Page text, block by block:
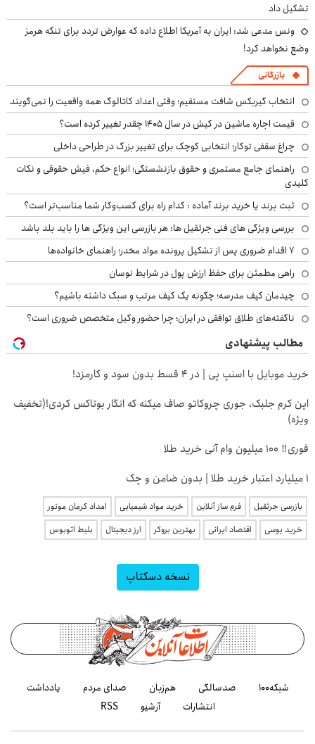
تشکیل داد
ونس مدعی شد: ایران به آمریکا اطلاع داده که عوارض تردد برای تنگه هرمز
وضع نخواهد کرد!
بازرگانی
انتخاب گیربکس شافت مستقیم؛ وقتی اعداد کاتالوگ همه واقعیت را نمی‌گویند
قیمت اجاره ماشین در کیش در سال ۱۴۰۵ چقدر تغییر کرده است؟
چراغ سقفی توکار؛ انتخابی کوچک برای تغییر بزرگ در طراحی داخلی
راهنمای جامع مستمری و حقوق بازنشستگی؛ انواع حکم، فیش حقوقی و نکات
کلیدی
ثبت برند یا خرید برند آماده : کدام راه برای کسب‌وکار شما مناسب‌تر است؟
بررسی ویژگی های فنی جرثقیل ها: هر بازرسی این ویژگی ها را باید بلد باشد
۷ اقدام ضروری پس از تشکیل پرونده مواد مخدر؛ راهنمای خانواده‌ها
راهی مطمئن برای حفظ ارزش پول در شرایط نوسان
چیدمان کیف مدرسه؛ چگونه یک کیف مرتب و سبک داشته باشیم؟
ناگفته‌های طلاق توافقی در ایران؛ چرا حضور وکیل متخصص ضروری است؟
مطالب پیشنهادی
خرید موبایل با اسنپ پی | در ۴ قسط بدون سود و کارمزد!
این کرم جلبک، جوری چروکاتو صاف میکنه که انگار بوتاکس کردی!(تخفیف
ویژه)
فوری‼️ 100 میلیون وام آنی خرید طلا
۱ میلیارد اعتبار خرید طلا | بدون ضامن و چک
بازرسی جرثقیل فرم ساز آنلاین خرید مواد شیمیایی
امداد کرمان موتور
خرید یوسی
اقتصاد ایرانی بهترین بروکر ارز دیجیتال بلیط اتوبوس
نسخه دسکتاپ
شبکه۱۰۰ صدسالگی هم‌زبان صدای مردم
یادداشت
انتشارات
آرشیو RSS